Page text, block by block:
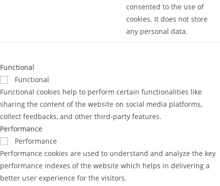
consented to the use of
cookies. It does not store
any personal data.
Functional
Functional
Functional cookies help to perform certain functionalities like
sharing the content of the website on social media platforms,
collect feedbacks, and other third-party features.
Performance
Performance
Performance cookies are used to understand and analyze the key
performance indexes of the website which helps in delivering a
better user experience for the visitors.